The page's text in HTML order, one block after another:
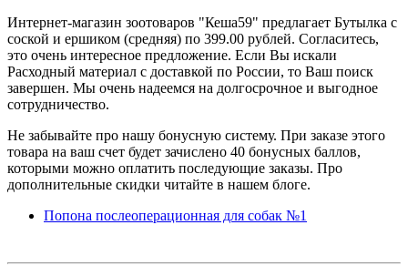
Интернет-магазин зоотоваров "Кеша59" предлагает Бутылка с
соской и ершиком (средняя) по 399.00 рублей. Согласитесь,
это очень интересное предложение. Если Вы искали
Расходный материал с доставкой по России, то Ваш поиск
завершен. Мы очень надеемся на долгосрочное и выгодное
сотрудничество.
Не забывайте про нашу бонусную систему. При заказе этого
товара на ваш счет будет зачислено 40 бонусных баллов,
которыми можно оплатить последующие заказы. Про
дополнительные скидки читайте в нашем блоге.
Попона послеоперационная для собак №1